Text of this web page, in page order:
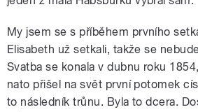
My jsem se s příběhem prvního
Elisabeth už setkali, takže se
Svatba se konala v dubnu roku
nato přišel na svět první potomek
to následník trůnu. Byla to dcera.